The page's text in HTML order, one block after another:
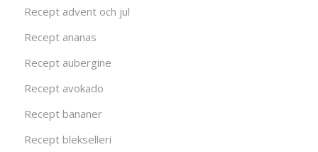
Recept advent och jul
Recept ananas
Recept aubergine
Recept avokado
Recept bananer
Recept blekselleri